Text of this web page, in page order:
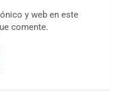
y web en este
comente.